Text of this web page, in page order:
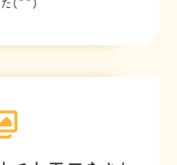
た(^^)